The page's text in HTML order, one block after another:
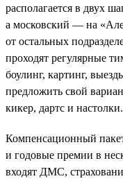
располагается в двух
а московский — на
от остальных
проходят регулярные
боулинг, картинг,
предложить свой
кикер, дартс и настолки.
Компенсационный
и годовые премии в
входят ДМС,